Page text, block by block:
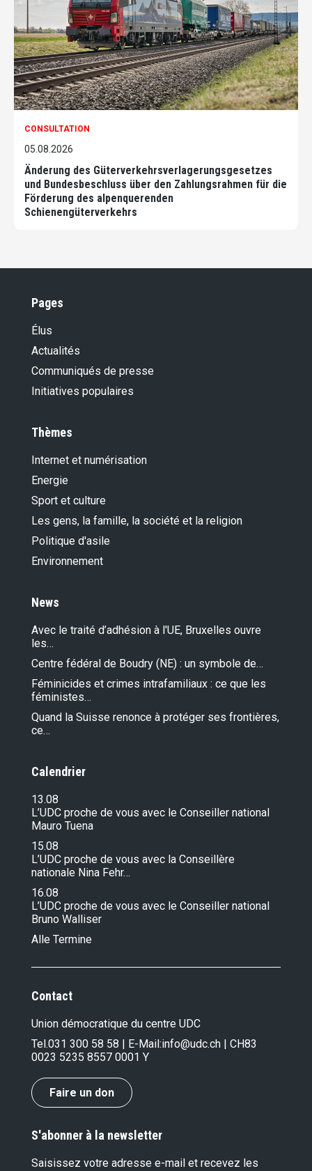
CONSULTATION
05.08.2026
Änderung des Güterverkehrsverlagerungsgesetzes
und Bundesbeschluss über den Zahlungsrahmen für die
Förderung des alpenquerenden
Schienengüterverkehrs
Pages
Élus
Actualités
Communiqués de presse
Initiatives populaires
Thèmes
Internet et numérisation
Energie
Sport et culture
Les gens, la famille, la société et la religion
Politique d'asile
Environnement
News
Avec le traité d’adhésion à l'UE, Bruxelles ouvre
les…
Centre fédéral de Boudry (NE) : un symbole de…
Féminicides et crimes intrafamiliaux : ce que les
féministes…
Quand la Suisse renonce à protéger ses frontières,
ce…
Calendrier
13.08
L’UDC proche de vous avec le Conseiller national
Mauro Tuena
15.08
L’UDC proche de vous avec la Conseillère
nationale Nina Fehr…
16.08
L’UDC proche de vous avec le Conseiller national
Bruno Walliser
Alle Termine
Contact
Union démocratique du centre UDC
Tel.031 300 58 58 | E-Mail:info@udc.ch | CH83
0023 5235 8557 0001 Y
Faire un don
S'abonner à la newsletter
Saisissez votre adresse e-mail et recevez les